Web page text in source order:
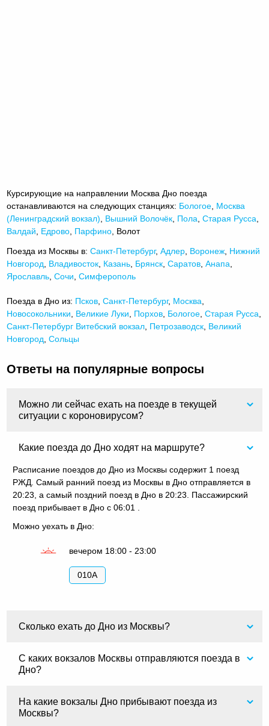
Курсирующие на направлении Москва Дно поезда
останавливаются на следующих станциях: Бологое Москва
(Ленинградский вокзал)
Вышний Волочёк Пола ,Старая Русса
Валдай
Едрово Парфино , Волот
Поезда из Москвы в:Санкт-Петербург,Адлер Воронеж Нижний
Новгород
Владивосток Казань Брянск ,Саратов ,Анапа
Ярославль ,Сочи ,Симферополь
Поезда в Дно из: Псков ,Санкт-Петербург, Москва
Новосокольники
Великие Луки Порхов Бологое ,Старая Русса
Санкт-Петербург Витебский вокзал Петрозаводск Великий
Новгород ,Сольцы
Ответы на популярные вопросы
Можно ли сейчас ехать на поезде в текущей
ситуации с короновирусом?
Какие поезда до Дно ходят на маршруте?
Расписание поездов до Дно из Москвы содержит 1 поезд
РЖД. Самый ранний поезд из Москвы в Дно отправляется в
20:23, а самый поздний поезд в Дно в 20:23. Пассажирский
поезд прибывает в Дно с 06:01 .
Можно уехать в Дно:
вечером 18:00 - 23:00
010А
Сколько ехать до Дно из Москвы?
С каких вокзалов Москвы отправляются поезда в
Дно?
На какие вокзалы Дно прибывают поезда из
Москвы?